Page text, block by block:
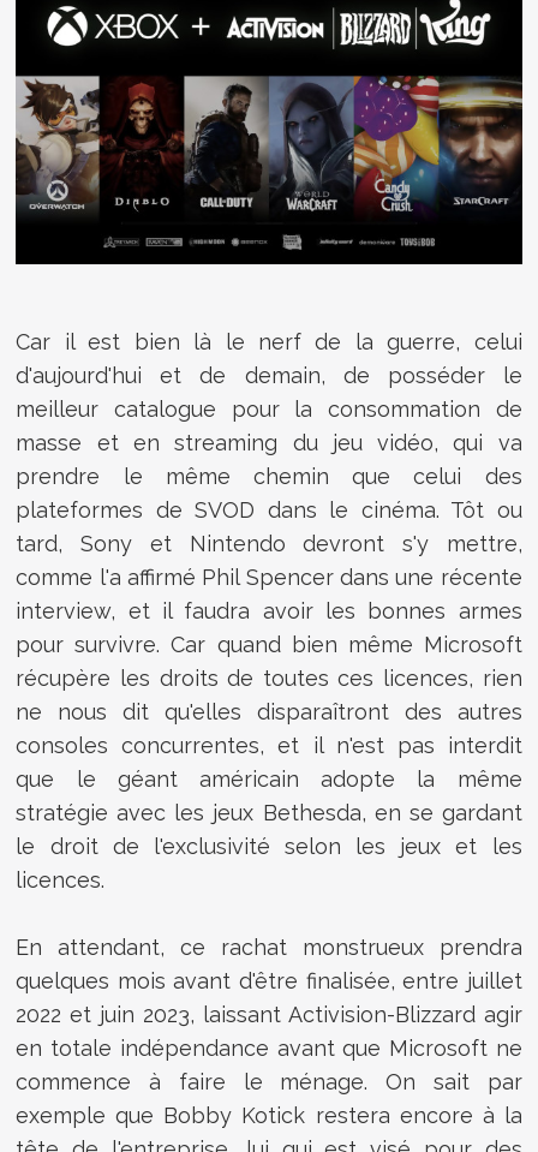
Car il est bien là le nerf de la guerre, celui
d'aujourd'hui et de demain, de posséder le
meilleur catalogue pour la consommation de
masse et en streaming du jeu vidéo, qui va
prendre le même chemin que celui des
plateformes de SVOD dans le cinéma. Tôt ou
tard, Sony et Nintendo devront s'y mettre,
comme l'a affirmé Phil Spencer dans une récente
interview, et il faudra avoir les bonnes armes
pour survivre. Car quand bien même Microsoft
récupère les droits de toutes ces licences, rien
ne nous dit qu'elles disparaîtront des autres
consoles concurrentes, et il n'est pas interdit
que le géant américain adopte la même
stratégie avec les jeux Bethesda, en se gardant
le droit de l'exclusivité selon les jeux et les
licences.
En attendant, ce rachat monstrueux prendra
quelques mois avant d'être finalisée, entre juillet
2022 et juin 2023, laissant Activision-Blizzard agir
en totale indépendance avant que Microsoft ne
commence à faire le ménage. On sait par
exemple que Bobby Kotick restera encore à la